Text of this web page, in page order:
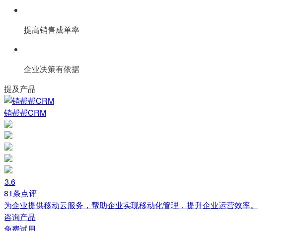
提高销售成单率
企业决策有依据
提及产品
销帮帮CRM
3.6
81条点评
为企业提供移动云服务，帮助企业实现移动化管理，提升企业运营效率。
咨询产品
免费试用